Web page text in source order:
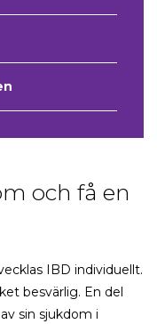
och få en
IBD individuellt.
besvärlig. En del
sin sjukdom i